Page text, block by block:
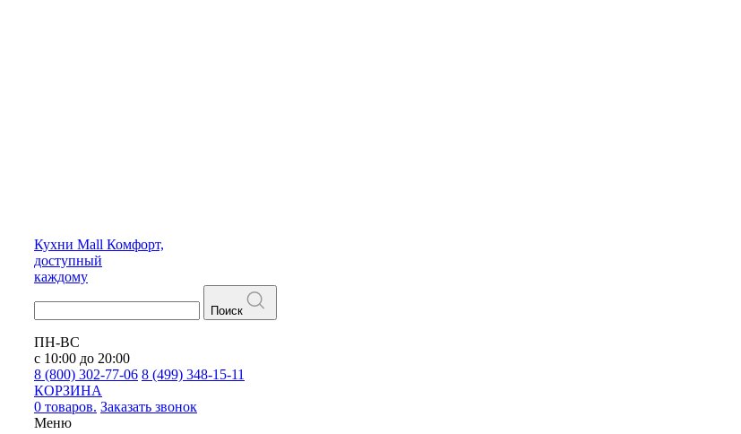
Кухни Mall Комфорт,
доступный
каждому
Поиск
ПН-ВС
с 10:00 до 20:00
8 (800) 302-77-06 8 (499) 348-15-11
КОРЗИНА
0 товаров. Заказать звонок
Меню